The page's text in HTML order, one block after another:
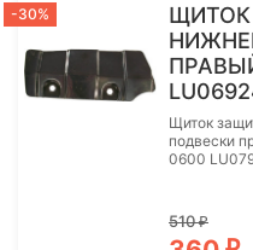
-30%
ПРАВЫЙ
Щиток
подвески
0600
510₽